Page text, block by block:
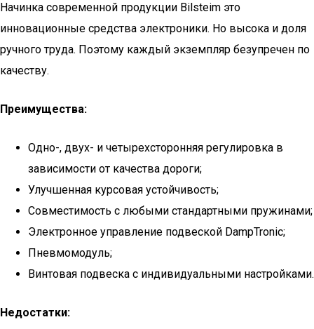
Начинка современной продукции Bilsteim это
инновационные средства электроники. Но высока и доля
ручного труда. Поэтому каждый экземпляр безупречен по
качеству.
Преимущества:
Одно-, двух- и четырехсторонняя регулировка в
зависимости от качества дороги;
Улучшенная курсовая устойчивость;
Совместимость с любыми стандартными пружинами;
Электронное управление подвеской DampTronic;
Пневмомодуль;
Винтовая подвеска с индивидуальными настройками.
Недостатки: